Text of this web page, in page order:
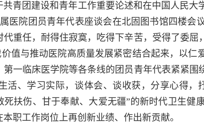
青团建设和青年工作重要论述和在中国人民大
医院团员青年代表座谈会在北固图书馆四楼
重任，耐得住寂寞，吃得下辛苦，受得了委
值与推动医院高质量发展紧密结合起来，以仁
一临床医学院等各条线的团员青年代表紧紧
活、学习实际，谈体会、谈收获，分享心得
死扶伤、甘于奉献、大爱无疆”的新时代卫生
职工作岗位上再创新业绩、作出新贡献。